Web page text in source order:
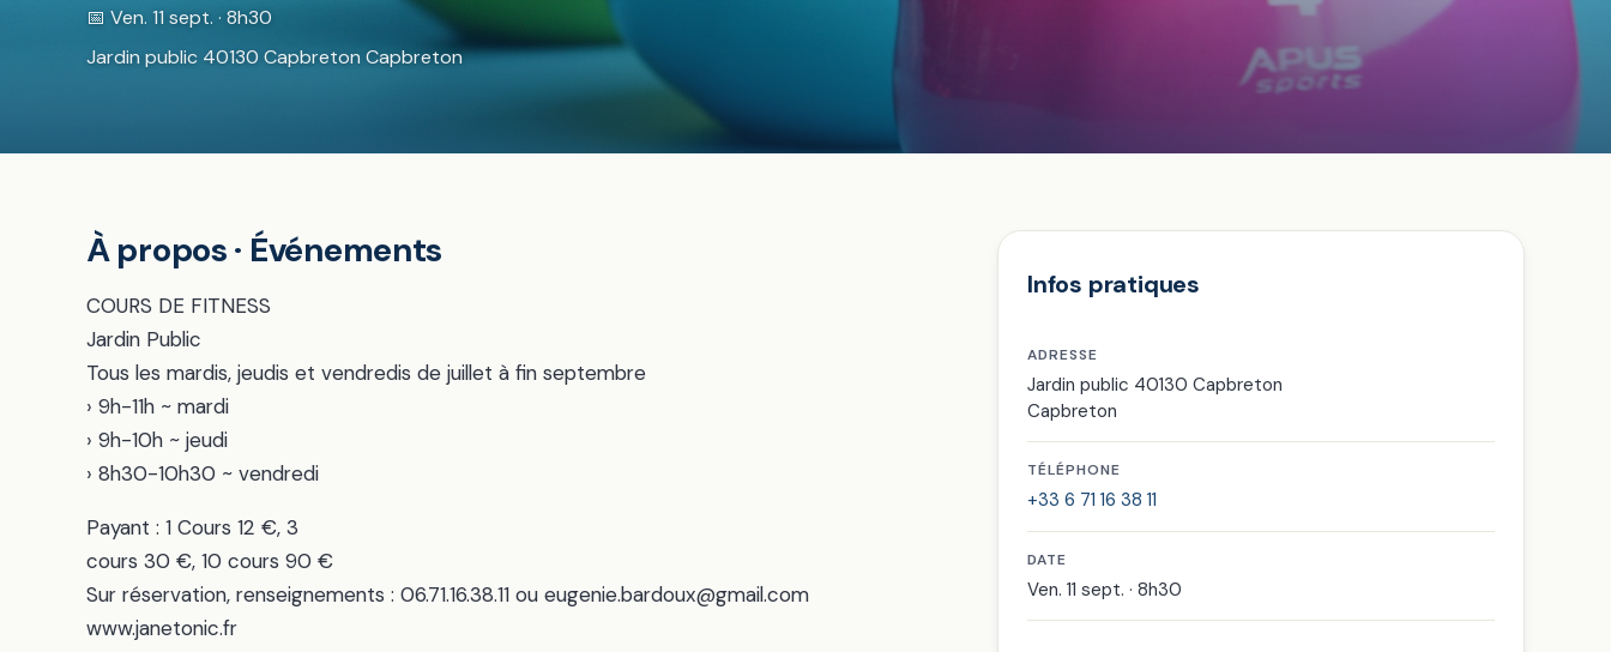
📅 Ven. 11 sept. · 8h30
Jardin public 40130 Capbreton Capbreton
À propos · Événements
COURS DE FITNESS
Jardin Public
Tous les mardis, jeudis et vendredis de juillet à fin septembre
› 9h-11h ~ mardi
› 9h-10h ~ jeudi
› 8h30-10h30 ~ vendredi
Payant : 1 Cours 12 €, 3
cours 30 €, 10 cours 90 €
Sur réservation, renseignements : 06.71.16.38.11 ou eugenie.bardoux@gmail.com
www.janetonic.fr
Infos pratiques
ADRESSE
Jardin public 40130 Capbreton
Capbreton
TÉLÉPHONE
+33 6 71 16 38 11
DATE
Ven. 11 sept. · 8h30